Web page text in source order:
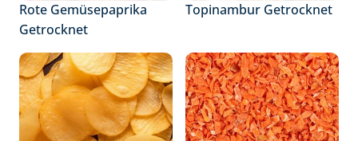
Rote Gemüsepaprika
Getrocknet
Topinambur Getrocknet